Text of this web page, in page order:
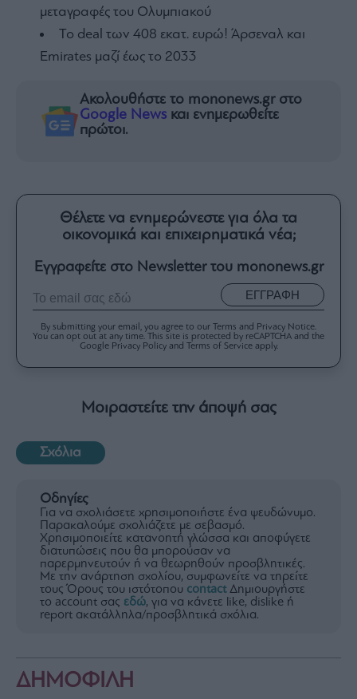
μεταγραφές του Ολυμπιακού
To deal των 408 εκατ. ευρώ! Άρσεναλ και
Emirates μαζί έως το 2033
Ακολουθήστε το mononews.gr στο
Google News και ενημερωθείτε
πρώτοι.
Θέλετε να ενημερώνεστε για όλα τα
οικονομικά και επιχειρηματικά νέα;
Εγγραφείτε στο Newsletter του mononews.gr
ΕΓΓΡΑΦΗ
By submitting your email, you agree to our Terms and Privacy Notice.
You can opt out at any time. This site is protected by reCAPTCHA and the
Google Privacy Policy and Terms of Service apply.
Μοιραστείτε την άποψή σας
Σχόλια
Οδηγίες
Για να σχολιάσετε χρησιμοποιήστε ένα ψευδώνυμο.
Παρακαλούμε σχολιάζετε με σεβασμό.
Χρησιμοποιείτε κατανοητή γλώσσα και αποφύγετε
διατυπώσεις που θα μπορούσαν να
παρερμηνευτούν ή να θεωρηθούν προσβλητικές.
Με την ανάρτηση σχολίου, συμφωνείτε να τηρείτε
τους Όρους του ιστότοπου contactΔημιουργήστε
το account σας εδώ, για να κάνετε like, dislike ή
report ακατάλληλα/προσβλητικά σχόλια.
ΔΗΜΟΦΙΛΗ